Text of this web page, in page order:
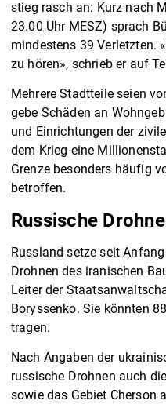
stieg rasch an: Kurz nach
23.00 Uhr MESZ) sprach
mindestens 39 Verletzten.
zu hören», schrieb er auf
Mehrere Stadtteile seien
gebe Schäden an
und Einrichtungen der
dem Krieg eine
Grenze besonders häufig
betroffen.
Russische
Russland setze seit
Drohnen des iranischen
Leiter der
Boryssenko. Sie könnten
tragen.
Nach Angaben der
russische Drohnen auch
sowie das Gebiet Cherson